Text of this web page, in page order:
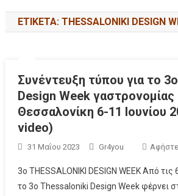
ΕΤΙΚΈΤΑ: THESSALONIKI DESIGN
Συνέντευξη τύπου για το
Design Week
Θεσσαλονίκη 6-11 Ιουνίου
video)
31 Μαΐου 2023 Gr4you
3ο THESSALONIKI DESIGN WEEK Από τις
το 3ο Thessaloniki Design Week φέρνει